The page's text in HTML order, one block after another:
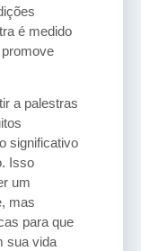
é medido
a palestras
significativo
Isso
um
mas
para que
sua vida